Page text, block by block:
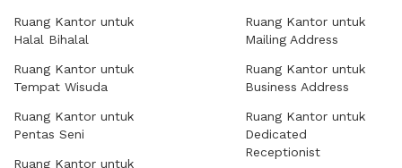
Ruang Kantor untuk
Halal Bihalal
Ruang Kantor untuk
Tempat Wisuda
Ruang Kantor untuk
Pentas Seni
Ruang Kantor untuk
Ruang Kantor untuk
Mailing Address
Ruang Kantor untuk
Business Address
Ruang Kantor untuk
Dedicated
Receptionist